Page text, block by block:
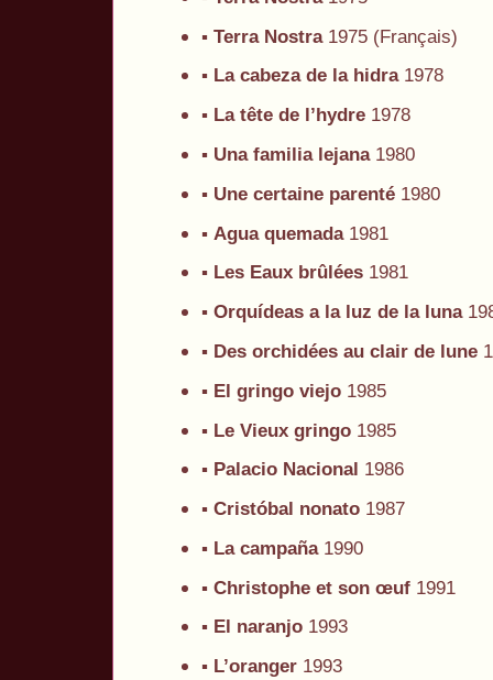
▪ Terra Nostra1975 (Français)
▪ La cabeza de la hidra1978
▪ La tête de l’hydre 1978
▪ Una familia lejana1980
▪ Une certaine parenté 1980
▪ Agua quemada1981
▪ Les Eaux brûlées 1981
▪ Orquídeas a la luz de la luna
▪ Des orchidées au clair de lune
▪ El gringo viejo 1985
▪ Le Vieux gringo 1985
▪ Palacio Nacional 1986
▪ Cristóbal nonato 1987
▪ La campaña1990
▪ Christophe et son œuf 1991
▪ El naranjo 1993
▪ L’oranger 1993